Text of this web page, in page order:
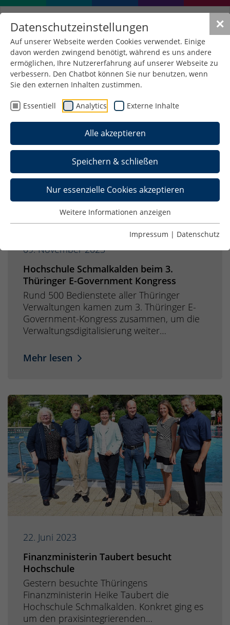
✕
Datenschutzeinstellungen
Auf unserer Webseite werden Cookies verwendet. Einige
davon werden zwingend benötigt, während es uns andere
ermöglichen, Ihre Nutzererfahrung auf unserer Webseite zu
verbessern. Den Chatbot können Sie nur benutzen, wenn
Sie den externen Inhalten zustimmen.
Essentiell Analytics Externe Inhalte
Alle akzeptieren
Speichern & schließen
Nur essenzielle Cookies akzeptieren
Weitere Informationen anzeigen
Impressum | Datenschutz
Aktuelle Meldungen
Fakultät Wirtschaftsrecht
09. November 2023
Hochschule Schmalkalden beim 3.
Thüringer E-Government Kongress
Rund 500 Bedienstete aller Thüringer
Verwaltungen kamen zum 3. Thüringer E-
Government-Kongress zusammen, um die
Verwaltungsdigitalisierung weiter…
Mehr lesen
22. Juni 2023
Finanzministerin Taubert besucht
Hochschule
Gestern besuchte Thüringens
Finanzministerin Heike Taubert die
Hochschule Schmalkalden. Konkret ging es
um den praxisintegrierenden…